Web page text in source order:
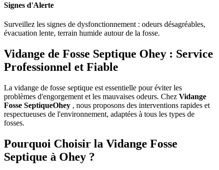
Signes d'Alerte
Surveillez les signes de dysfonctionnement : odeurs désagréables,
évacuation lente, terrain humide autour de la fosse.
Vidange de Fosse Septique Ohey : Service
Professionnel et Fiable
La vidange de fosse septique est essentielle pour éviter les
problèmes d'engorgement et les mauvaises odeurs. Chez Vidange
Fosse SeptiqueOhey , nous proposons des interventions rapides et
respectueuses de l'environnement, adaptées à tous les types de
fosses.
Pourquoi Choisir la Vidange Fosse
Septique à Ohey ?